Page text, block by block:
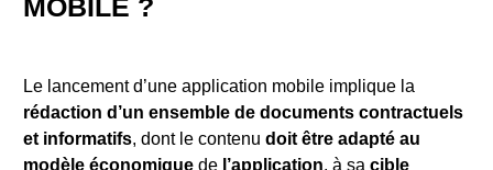
MOBILE ?
Le lancement d’une application mobile implique la
rédaction d’un ensemble de documents contractuels
et informatifs, dont le contenu doit être adapté au
modèle économique de l’application, à sa cible